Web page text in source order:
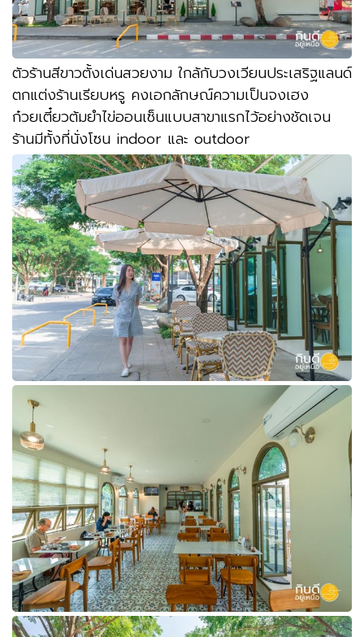
ตัวร้านสีขาวตั้งเด่นสวยงาม ใกล้กับวงเวียนประเสริฐแลนด์
ตกแต่งร้านเรียบหรู คงเอกลักษณ์ความเป็นจงเฮง
ก๋วยเตี๋ยวต้มยำไข่ออนเซ็นแบบสาขาแรกไว้อย่างชัดเจน
ร้านมีทั้งที่นั่งโซน indoor และ outdoor